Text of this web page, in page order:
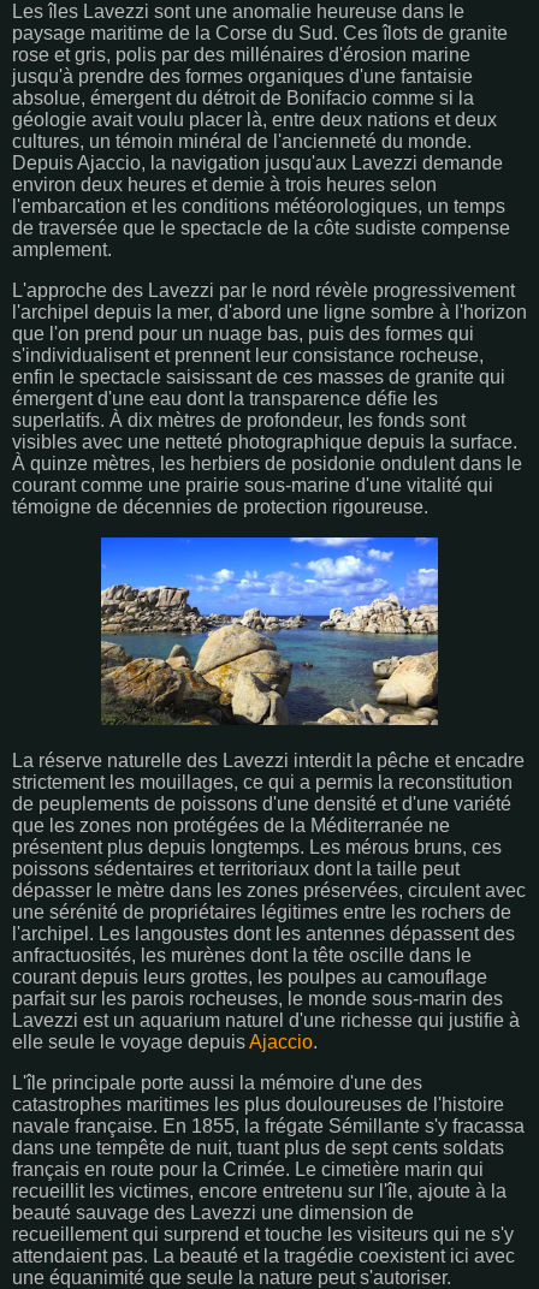
Les îles Lavezzi sont une anomalie heureuse dans le
paysage maritime de la Corse du Sud. Ces îlots de granite
rose et gris, polis par des millénaires d'érosion marine
jusqu'à prendre des formes organiques d'une fantaisie
absolue, émergent du détroit de Bonifacio comme si la
géologie avait voulu placer là, entre deux nations et deux
cultures, un témoin minéral de l'ancienneté du monde.
Depuis Ajaccio, la navigation jusqu'aux Lavezzi demande
environ deux heures et demie à trois heures selon
l'embarcation et les conditions météorologiques, un temps
de traversée que le spectacle de la côte sudiste compense
amplement.
L'approche des Lavezzi par le nord révèle progressivement
l'archipel depuis la mer, d'abord une ligne sombre à l'horizon
que l'on prend pour un nuage bas, puis des formes qui
s'individualisent et prennent leur consistance rocheuse,
enfin le spectacle saisissant de ces masses de granite qui
émergent d'une eau dont la transparence défie les
superlatifs. À dix mètres de profondeur, les fonds sont
visibles avec une netteté photographique depuis la surface.
À quinze mètres, les herbiers de posidonie ondulent dans le
courant comme une prairie sous-marine d'une vitalité qui
témoigne de décennies de protection rigoureuse.
La réserve naturelle des Lavezzi interdit la pêche et encadre
strictement les mouillages, ce qui a permis la reconstitution
de peuplements de poissons d'une densité et d'une variété
que les zones non protégées de la Méditerranée ne
présentent plus depuis longtemps. Les mérous bruns, ces
poissons sédentaires et territoriaux dont la taille peut
dépasser le mètre dans les zones préservées, circulent avec
une sérénité de propriétaires légitimes entre les rochers de
l'archipel. Les langoustes dont les antennes dépassent des
anfractuosités, les murènes dont la tête oscille dans le
courant depuis leurs grottes, les poulpes au camouflage
parfait sur les parois rocheuses, le monde sous-marin des
Lavezzi est un aquarium naturel d'une richesse qui justifie à
elle seule le voyage depuisAjaccio.
L'île principale porte aussi la mémoire d'une des
catastrophes maritimes les plus douloureuses de l'histoire
navale française. En 1855, la frégate Sémillante s'y fracassa
dans une tempête de nuit, tuant plus de sept cents soldats
français en route pour la Crimée. Le cimetière marin qui
recueillit les victimes, encore entretenu sur l'île, ajoute à la
beauté sauvage des Lavezzi une dimension de
recueillement qui surprend et touche les visiteurs qui ne s'y
attendaient pas. La beauté et la tragédie coexistent ici avec
une équanimité que seule la nature peut s'autoriser.